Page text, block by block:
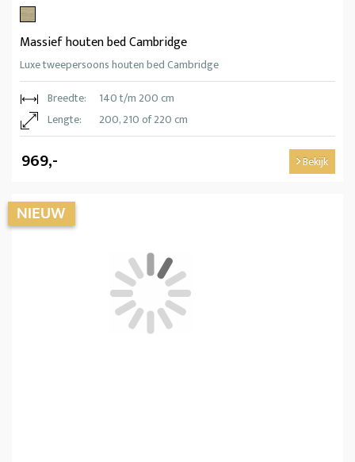
Massief houten bed Cambridge
Luxe tweepersoons houten bed Cambridge
Breedte:
140 t/m 200 cm
Lengte:
200, 210 of 220 cm
969,- Bekijk